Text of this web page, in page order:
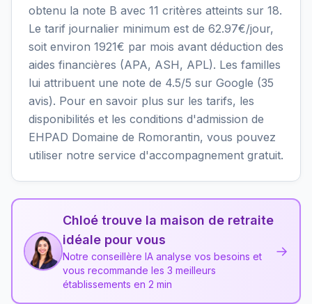
obtenu la note B avec 11 critères atteints sur 18.
Le tarif journalier minimum est de 62.97€/jour,
soit environ 1921€ par mois avant déduction des
aides financières (APA, ASH, APL). Les familles
lui attribuent une note de 4.5/5 sur Google (35
avis). Pour en savoir plus sur les tarifs, les
disponibilités et les conditions d'admission de
EHPAD Domaine de Romorantin, vous pouvez
utiliser notre service d'accompagnement gratuit.
Chloé trouve la maison de retraite
idéale pour vous
Notre conseillère IA analyse vos besoins et
vous recommande les 3 meilleurs
établissements en 2 min
→